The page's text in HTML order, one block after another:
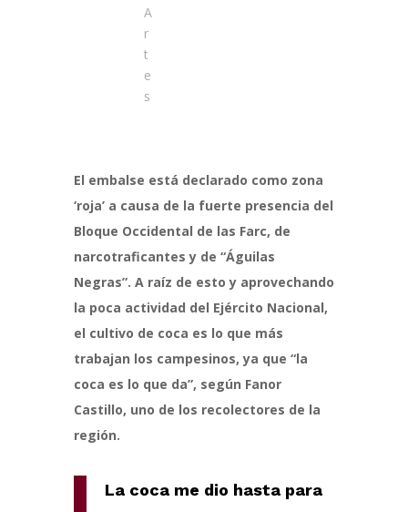
A
r
t
e
s
El embalse está declarado como zona
‘roja’ a causa de la fuerte presencia del
Bloque Occidental de las Farc, de
narcotraficantes y de “Águilas
Negras”. A raíz de esto y aprovechando
la poca actividad del Ejército Nacional,
el cultivo de coca es lo que más
trabajan los campesinos, ya que “la
coca es lo que da”, según Fanor
Castillo, uno de los recolectores de la
región.
La coca me dio hasta para